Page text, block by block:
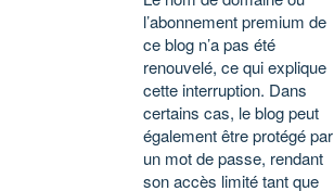
l’abonnement premium de
ce blog n’a pas été
renouvelé, ce qui explique
cette interruption. Dans
certains cas, le blog peut
également être protégé par
un mot de passe, rendant
son accès limité tant que